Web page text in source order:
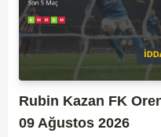
Rubin Kazan FK
09 Ağustos 2026